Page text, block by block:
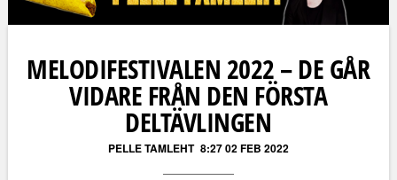
MELODIFESTIVALEN 2022 – DE GÅR
VIDARE FRÅN DEN FÖRSTA
DELTÄVLINGEN
PELLE TAMLEHT 8:27 02 FEB 2022